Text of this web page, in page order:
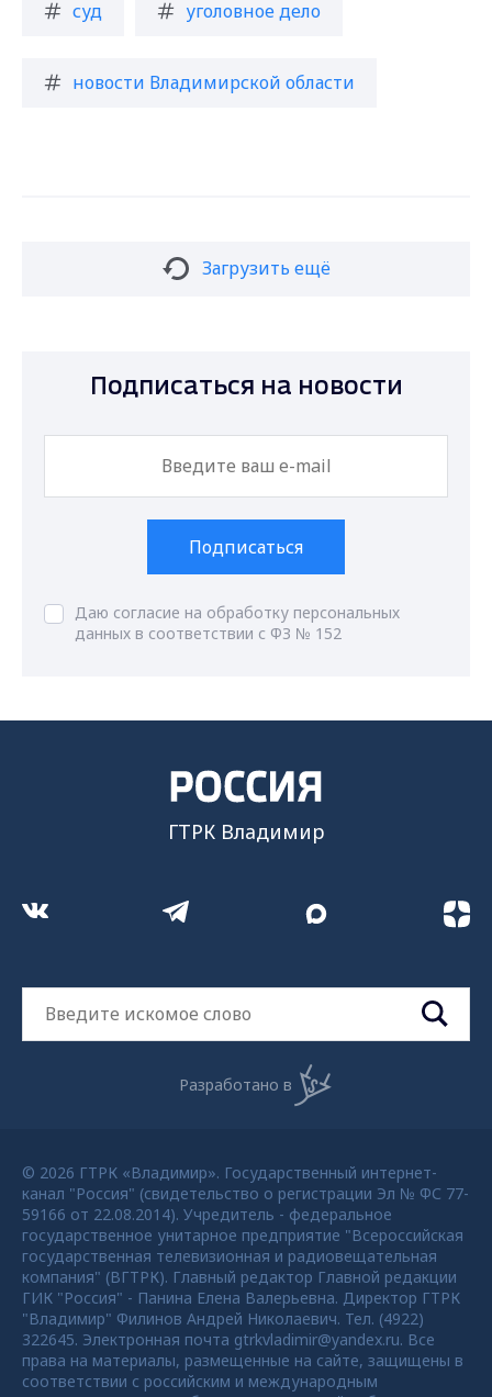
суд уголовное дело
новости Владимирской области
Загрузить ещё
Подписаться на новости
Подписаться
Даю согласие на обработку персональных
данных в соответствии с ФЗ № 152
ГТРК Владимир
Разработано в
© 2026 ГТРК «Владимир». Государственный интернет-
канал "Россия" (свидетельство о регистрации Эл № ФС 77-
59166 от 22.08.2014). Учредитель - федеральное
государственное унитарное предприятие "Всероссийская
государственная телевизионная и радиовещательная
компания" (ВГТРК). Главный редактор Главной редакции
ГИК "Россия" - Панина Елена Валерьевна. Директор ГТРК
"Владимир" Филинов Андрей Николаевич. Тел. (4922)
322645. Электронная почта gtrkvladimir@yandex.ru. Все
права на материалы, размещенные на сайте, защищены в
соответствии с российским и международным